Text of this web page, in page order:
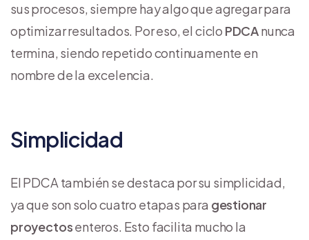
sus procesos, siempre hay algo que agregar para
optimizar resultados. Por eso, el ciclo PDCAnunca
termina, siendo repetido continuamente en
nombre de la excelencia.
Simplicidad
El PDCA también se destaca por su simplicidad,
ya que son solo cuatro etapas para gestionar
proyectosenteros. Esto facilita mucho la